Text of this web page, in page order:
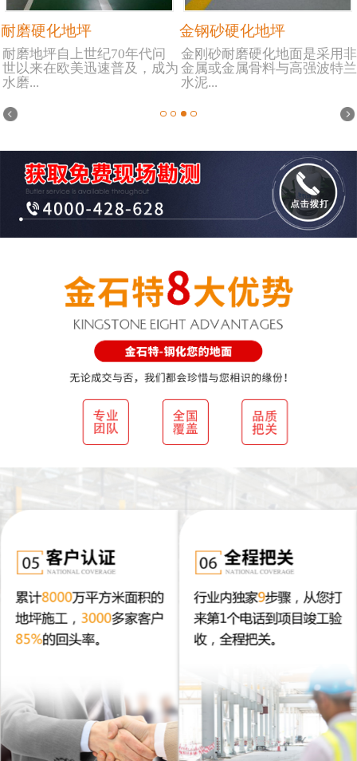
耐磨硬化地坪
耐磨地坪自上世纪70年代问
世以来在欧美迅速普及，成为
水磨...
金钢砂硬化地坪
金刚砂耐磨硬化地面是采用非
金属或金属骨料与高强波特兰
水泥...